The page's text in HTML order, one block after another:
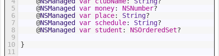
5
6
7
8
9
10
11
@NSManaged var money: NSNumber?
@NSManaged var place: String?
@NSManaged var schedule: String?
@NSManaged var student : NSOrderedSet?
}